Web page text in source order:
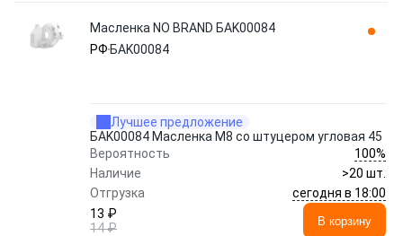
Масленка NO BRAND БAK00084
РФ БAK00084
Лучшее предложение
БAK00084 Масленка М8 со штуцером угловая 45
Вероятность
100%
Наличие
>20 шт.
Отгрузка
сегодня в 18:00
13 ₽
14 ₽
В корзину